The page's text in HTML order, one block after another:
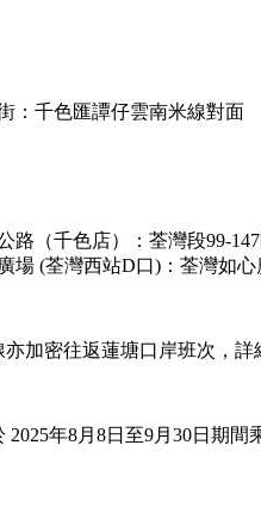
：千色匯譚仔雲南米線對面
路（千色店）：荃灣段99-
場 (荃灣西站D口)：荃灣如
加密往返蓮塘口岸班次，詳
2025年8月8日至9月30日期